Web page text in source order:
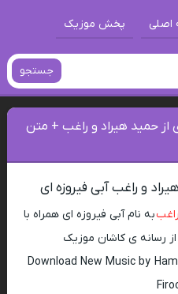
پخش موزیک
جستجو
از حمید هیراد و راغب + متن
و راغب آبی فیروزه ای
راغببه نام آبی فیروزه ای همراه با
Download New Music by